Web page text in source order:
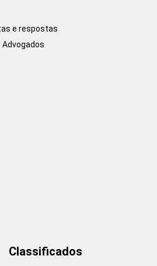
e respostas
Classificados